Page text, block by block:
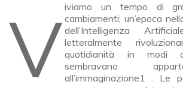
Viviamo un tempo di grandi e repentini cambiamenti; un’epoca
dell’Intelligenza
letteralmente
quotidianità in modi
sembravano
all’immaginazione1 . Le